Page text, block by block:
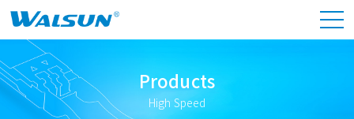
Products
High Speed